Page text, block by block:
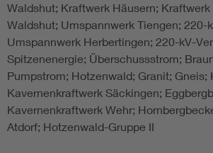
Waldshut; Kraftwerk Häusern;
Waldshut; Umspannwerk Tiengen; 220-
Umspannwerk Herbertingen; 220-kV-
Spitzenenergie; Überschussstrom;
Pumpstrom; Hotzenwald; Granit; Gneis;
Kavernenkraftwerk Säckingen;
Kavernenkraftwerk Wehr;
Atdorf; Hotzenwald-Gruppe II